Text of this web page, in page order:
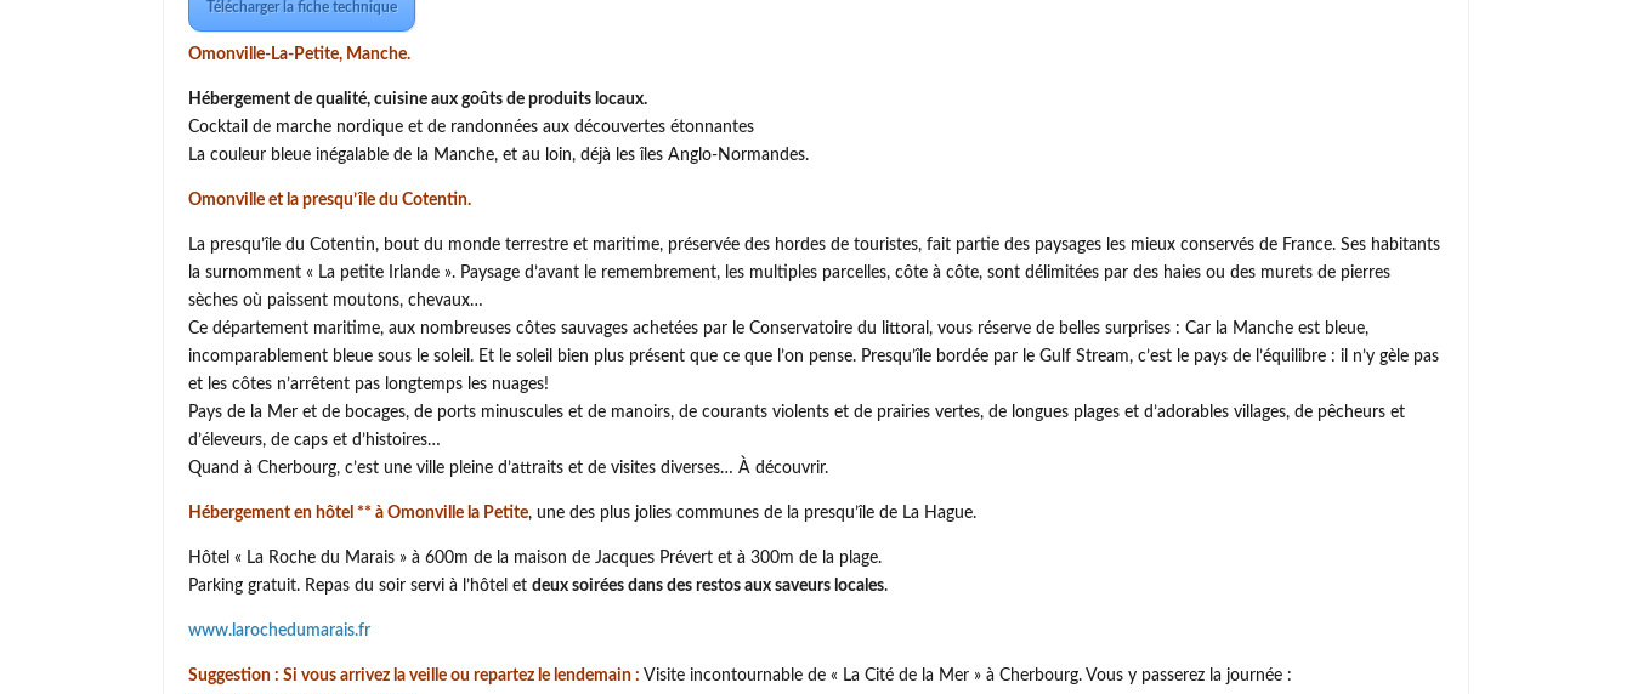
Télécharger la fiche technique
Omonville-La-Petite, Manche.
Hébergement de qualité, cuisine aux goûts de produits locaux.
Cocktail de marche nordique et de randonnées aux découvertes étonnantes
La couleur bleue inégalable de la Manche, et au loin, déjà les îles Anglo-Normandes.
Omonville et la presqu’île du Cotentin.
La presqu’île du Cotentin, bout du monde terrestre et maritime, préservée des hordes de touristes, fait partie des paysages les mieux conservés de France. Ses habitants
la surnomment « La petite Irlande ». Paysage d’avant le remembrement, les multiples parcelles, côte à côte, sont délimitées par des haies ou des murets de pierres
sèches où paissent moutons, chevaux…
Ce département maritime, aux nombreuses côtes sauvages achetées par le Conservatoire du littoral, vous réserve de belles surprises : Car la Manche est bleue,
incomparablement bleue sous le soleil. Et le soleil bien plus présent que ce que l’on pense. Presqu’île bordée par le Gulf Stream, c’est le pays de l’équilibre : il n’y gèle pas
et les côtes n’arrêtent pas longtemps les nuages!
Pays de la Mer et de bocages, de ports minuscules et de manoirs, de courants violents et de prairies vertes, de longues plages et d’adorables villages, de pêcheurs et
d’éleveurs, de caps et d’histoires…
Quand à Cherbourg, c’est une ville pleine d’attraits et de visites diverses… À découvrir.
Hébergement en hôtel ** à Omonville la Petite, une des plus jolies communes de la presqu’île de La Hague.
Hôtel « La Roche du Marais » à 600m de la maison de Jacques Prévert et à 300m de la plage.
Parking gratuit. Repas du soir servi à l’hôtel etdeux soirées dans des restos aux saveurs locales.
www.larochedumarais.fr
Suggestion : Si vous arrivez la veille ou repartez le lendemain : Visite incontournable de « La Cité de la Mer » à Cherbourg. Vous y passerez la journée :